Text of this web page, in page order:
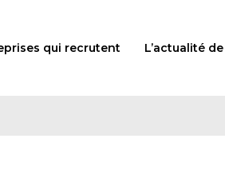
qui recrutent L’actualité